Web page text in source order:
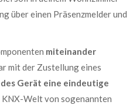
über einen Präsenzmelder und
miteinander
mit der Zustellung eines
Gerät eine eindeutige
KNX-Welt von sogenannten